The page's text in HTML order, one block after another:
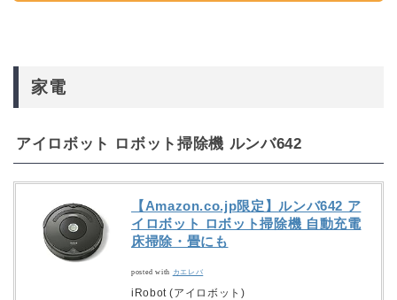
家電
アイロボット ロボット掃除機 ルンバ642
【Amazon.co.jp限定】ルンバ642 ア
イロボット ロボット掃除機 自動充電
床掃除・畳にも
posted with カエレバ
iRobot (アイロボット)